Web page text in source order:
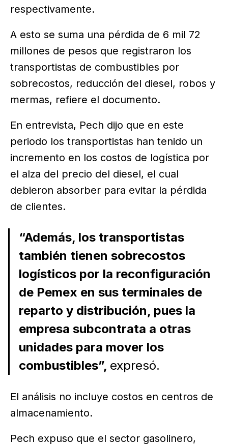
respectivamente.
A esto se suma una pérdida de 6 mil 72
millones de pesos que registraron los
transportistas de combustibles por
sobrecostos, reducción del diesel, robos y
mermas, refiere el documento.
En entrevista, Pech dijo que en este
periodo los transportistas han tenido un
incremento en los costos de logística por
el alza del precio del diesel, el cual
debieron absorber para evitar la pérdida
de clientes.
“Además, los transportistas
también tienen sobrecostos
logísticos por la reconfiguración
de Pemex en sus terminales de
reparto y distribución, pues la
empresa subcontrata a otras
unidades para mover los
combustibles”, expresó.
El análisis no incluye costos en centros de
almacenamiento.
Pech expuso que el sector gasolinero,